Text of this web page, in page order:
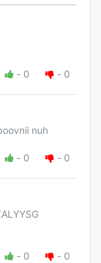
- 0 - 0
nuh
- 0 - 0
- 0 - 0